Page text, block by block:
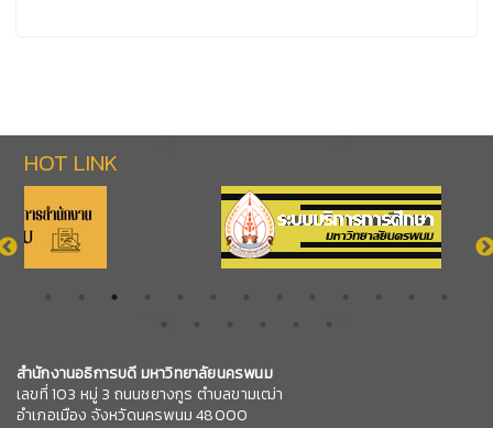
HOT LINK
สำนักงานอธิการบดี มหาวิทยาลัยนครพนม
เลขที่ 103 หมู่ 3 ถนนชยางกูร ตำบลขามเฒ่า
อำเภอเมือง จังหวัดนครพนม 48000